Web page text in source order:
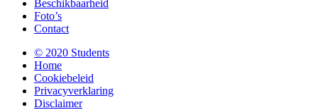
Beschikbaarheid
Foto’s
Contact
© 2020 Students
Home
Cookiebeleid
Privacyverklaring
Disclaimer